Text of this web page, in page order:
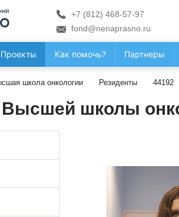
+7 (812) 468-57-97
fond@nenaprasno.ru
Проекты Как помочь? Партнеры
школа онкологии Резиденты 44192
школы